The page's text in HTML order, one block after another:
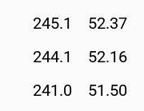
245.1
52.37
244.1
52.16
241.0
51.50